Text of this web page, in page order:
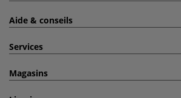
Aide & conseils
Services
Magasins